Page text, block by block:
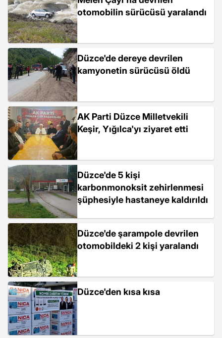
otomobilin sürücüsü yaralandı
Düzce'de dereye devrilen
kamyonetin sürücüsü öldü
AK Parti Düzce Milletvekili
Keşir, Yığılca'yı ziyaret etti
Düzce'de 5 kişi
karbonmonoksit zehirlenmesi
şüphesiyle hastaneye kaldırıldı
Düzce'de şarampole devrilen
otomobildeki 2 kişi yaralandı
Düzce'den kısa kısa